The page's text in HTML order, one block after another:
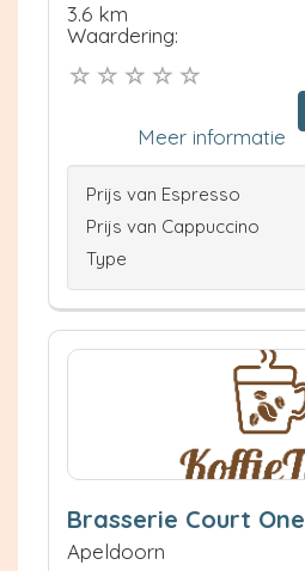
3.6 km
Waardering:
Meer informatie
Prijs van Espresso
Prijs van Cappuccino
Type
Brasserie Court One
Apeldoorn